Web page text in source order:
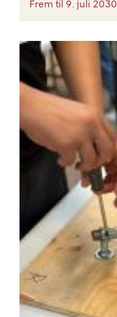
Frem til 9. juli 2030
BILLEDE